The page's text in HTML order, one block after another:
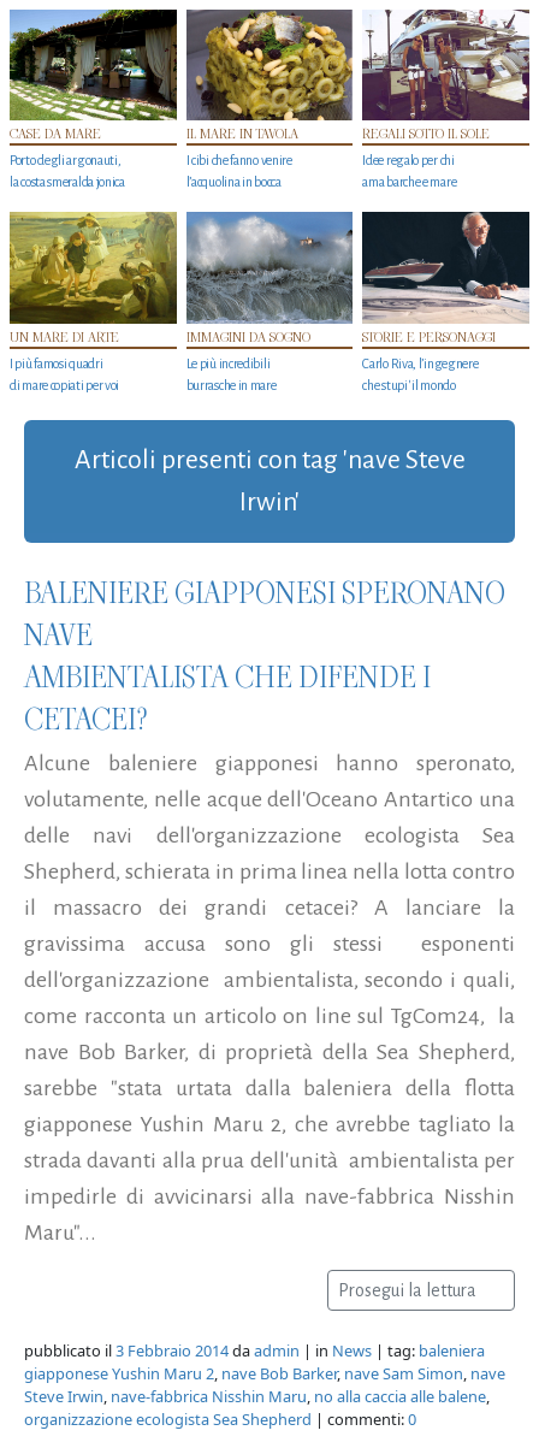
CASE DA MARE
Porto degli argonauti,
la costa smeralda jonica
IL MARE IN TAVOLA
I cibi che fanno venire
l’acquolina in bocca
REGALI SOTTO IL SOLE
Idee regalo per chi
ama barche e mare
UN MARE DI ARTE
I più famosi quadri
di mare copiati per voi
IMMAGINI DA SOGNO
Le più incredibili
burrasche in mare
STORIE E PERSONAGGI
Carlo Riva, l’ingegnere
che stupi' il mondo
Articoli presenti con tag 'nave Steve
Irwin'
BALENIERE GIAPPONESI SPERONANO
NAVE
AMBIENTALISTA CHE DIFENDE I
CETACEI?
Alcune baleniere giapponesi hanno speronato,
volutamente, nelle acque dell'Oceano Antartico una
delle navi dell'organizzazione ecologista Sea
Shepherd, schierata in prima linea nella lotta contro
il massacro dei grandi cetacei? A lanciare la
gravissima accusa sono gli stessi esponenti
dell'organizzazione ambientalista, secondo i quali,
come racconta un articolo on line sul TgCom24, la
nave Bob Barker, di proprietà della Sea Shepherd,
sarebbe "stata urtata dalla baleniera della flotta
giapponese Yushin Maru 2, che avrebbe tagliato la
strada davanti alla prua dell'unità ambientalista per
impedirle di avvicinarsi alla nave-fabbrica Nisshin
Maru"...
Prosegui la lettura
pubblicato il3 Febbraio 2014daadmin | in News | tag: baleniera
giapponese Yushin Maru 2, nave Bob Barker, nave Sam Simon, nave
Steve Irwin, nave-fabbrica Nisshin Maru, no alla caccia alle balene,
organizzazione ecologista Sea Shepherd | commenti:0